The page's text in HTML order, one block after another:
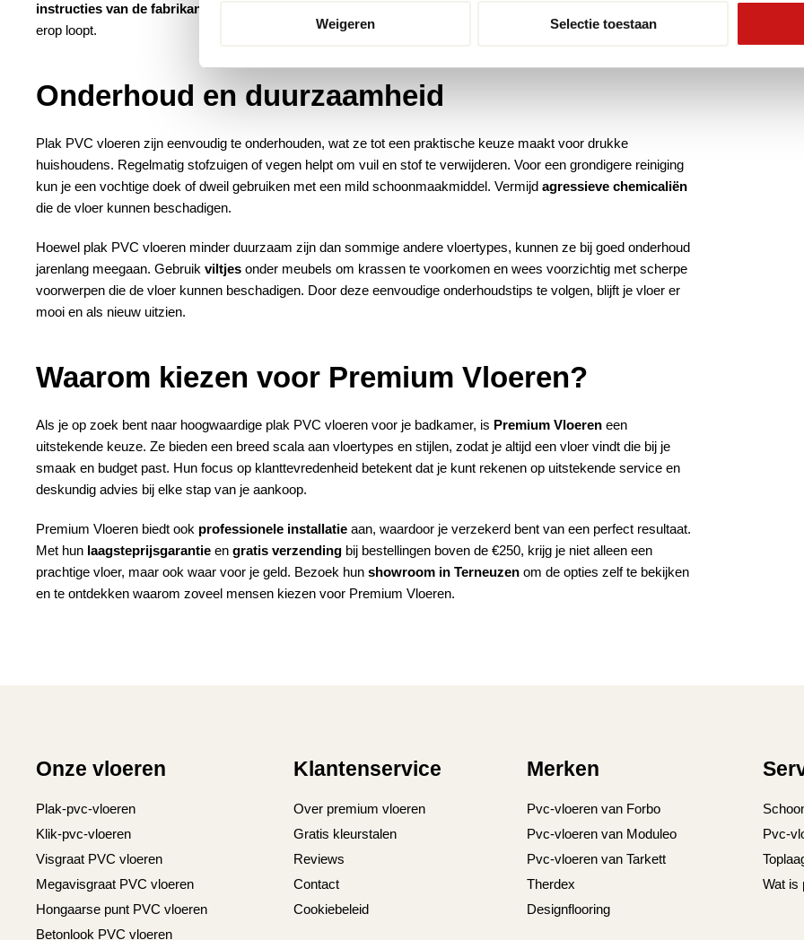
Weigeren Selectie toestaan
instructies van de fabrikant
erop loopt.
Onderhoud en duurzaamheid
Plak PVC vloeren zijn eenvoudig te onderhouden, wat ze tot een praktische keuze maakt voor drukke
huishoudens. Regelmatig stofzuigen of vegen helpt om vuil en stof te verwijderen. Voor een grondigere reiniging
kun je een vochtige doek of dweil gebruiken met een mild schoonmaakmiddel. Vermijdagressieve chemicaliën
die de vloer kunnen beschadigen.
Hoewel plak PVC vloeren minder duurzaam zijn dan sommige andere vloertypes, kunnen ze bij goed onderhoud
jarenlang meegaan. Gebruikviltjes onder meubels om krassen te voorkomen en wees voorzichtig met scherpe
voorwerpen die de vloer kunnen beschadigen. Door deze eenvoudige onderhoudstips te volgen, blijft je vloer er
mooi en als nieuw uitzien.
Waarom kiezen voor Premium Vloeren?
Als je op zoek bent naar hoogwaardige plak PVC vloeren voor je badkamer, is Premium Vloeren een
uitstekende keuze. Ze bieden een breed scala aan vloertypes en stijlen, zodat je altijd een vloer vindt die bij je
smaak en budget past. Hun focus op klanttevredenheid betekent dat je kunt rekenen op uitstekende service en
deskundig advies bij elke stap van je aankoop.
Premium Vloeren biedt ook professionele installatie aan, waardoor je verzekerd bent van een perfect resultaat.
Met hun laagsteprijsgarantie engratis verzending bij bestellingen boven de €250, krijg je niet alleen een
prachtige vloer, maar ook waar voor je geld. Bezoek hunshowroom in Terneuzen om de opties zelf te bekijken
en te ontdekken waarom zoveel mensen kiezen voor Premium Vloeren.
Onze vloeren
Plak-pvc-vloeren
Klik-pvc-vloeren
Visgraat PVC vloeren
Megavisgraat PVC vloeren
Hongaarse punt PVC vloeren
Betonlook PVC vloeren
Klantenservice
Over premium vloeren
Gratis kleurstalen
Reviews
Contact
Cookiebeleid
Merken
Pvc-vloeren van Forbo
Pvc-vloeren van Moduleo
Pvc-vloeren van Tarkett
Therdex
Designflooring
Pvc-
Wat is